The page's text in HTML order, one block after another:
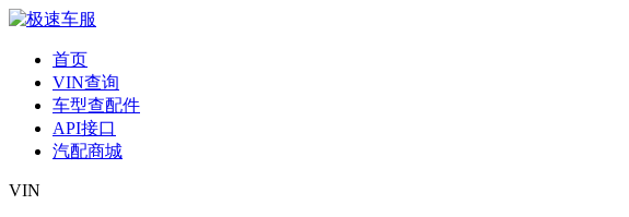
首页
VIN查询
车型查配件
API接口
汽配商城
VIN